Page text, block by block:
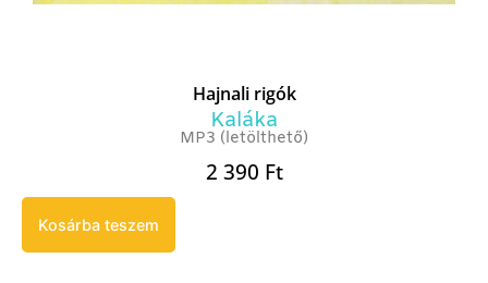
Hajnali rigók
Kaláka
MP3 (letölthető)
2 390 Ft
Kosárba teszem